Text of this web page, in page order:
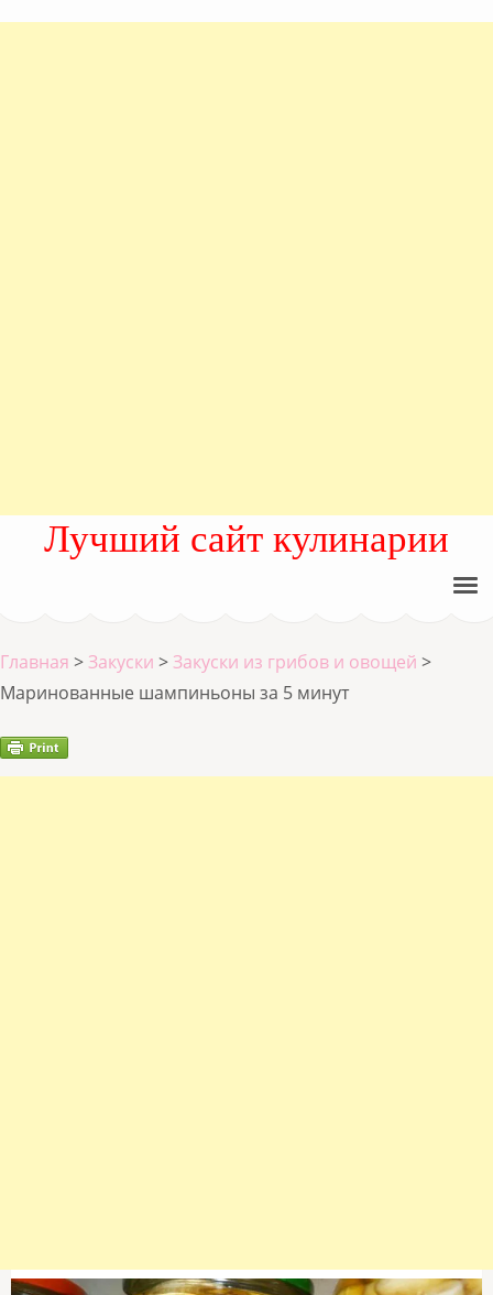
Лучший сайт кулинарии
Главная >Закуски >Закуски из грибов и овощей >
Маринованные шампиньоны за 5 минут